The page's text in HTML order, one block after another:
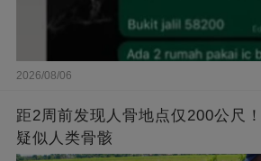
2026/08/06
距2周前发现人骨地点仅200公尺
疑似人类骨骸